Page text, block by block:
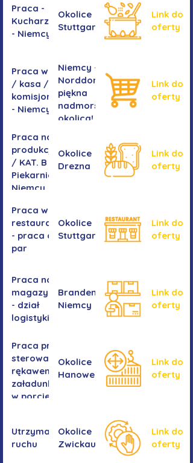
Praca -
Kucharz/kucharka
- Niemcy
Okolice
Stuttgartu
Link do
oferty
Praca w sklepie
/ kasa /
komisjonowanie
- Niemcy
Niemcy -
Norddorf -
piękna
nadmorska
okolica!
Link do
oferty
Praca na
produkcji
/ KAT. B -
Piekarnia
Niemcy
Okolice
Drezna
Link do
oferty
Praca w
restauracji
- praca dla
par
Okolice
Stuttgartu
Link do
oferty
Praca na
magazynie
- dział
logistyki
Brandenburgia,
Niemcy
Link do
oferty
Praca przy
sterowaniu
rękawem
załadunkowym
w porcie
Okolice
Hanower
Link do
oferty
Utrzymanie
ruchu
Okolice
Zwickau
Link do
oferty